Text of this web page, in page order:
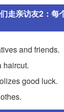
走亲访友2：每
and friends.
haircut.
good luck.